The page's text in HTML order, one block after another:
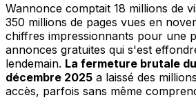
Wannonce comptait 18 millions de
350 millions de pages vues en
chiffres impressionnants pour une
annonces gratuites qui s'est
lendemain. La fermeture brutale
décembre 2025 a laissé des
accès, parfois sans même